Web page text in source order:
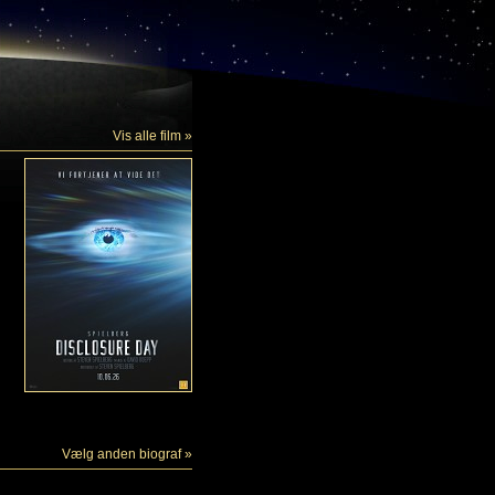
Vis alle film »
Vælg anden biograf »